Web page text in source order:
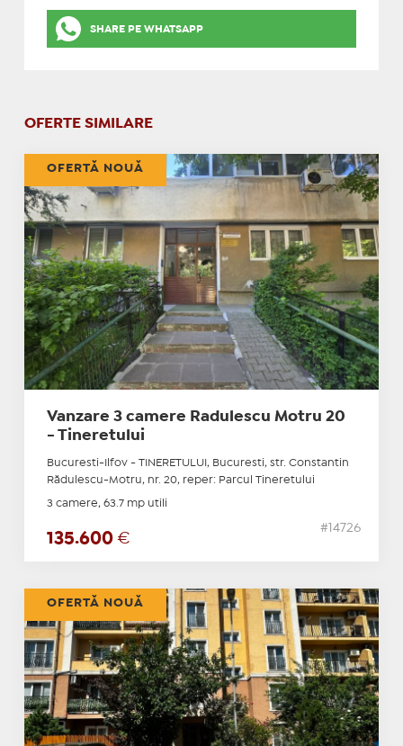
SHARE PE WHATSAPP
OFERTE SIMILARE
Vanzare 3 camere Radulescu Motru 20
- Tineretului
Bucuresti-Ilfov - TINERETULUI, Bucuresti, str. Constantin
Rădulescu-Motru, nr. 20, reper: Parcul Tineretului
3 camere, 63.7 mp utili
135.600 €
#14726
OFERTĂ NOUĂ
OFERTĂ NOUĂ